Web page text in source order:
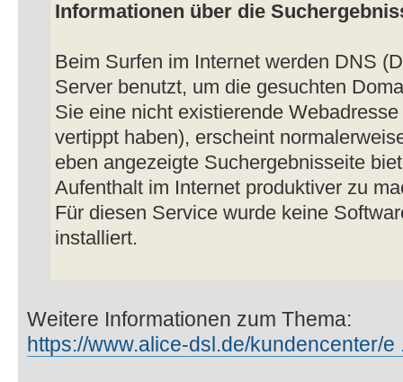
Informationen über die
Beim Surfen im Internet werden DNS
Server benutzt, um die gesuchten
Sie eine nicht existierende
vertippt haben), erscheint
eben angezeigte Suchergebnisseite
Aufenthalt im Internet produktiver zu
Für diesen Service wurde keine
installiert.
Weitere Informationen zum Thema:
https://www.alice-dsl.de/kundencenter/e